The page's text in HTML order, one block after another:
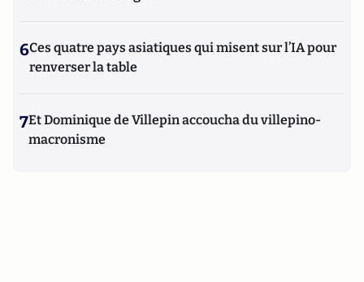
6Ces quatre pays asiatiques qui misent sur l’IA pour
renverser la table
7Et Dominique de Villepin accoucha du villepino-
macronisme